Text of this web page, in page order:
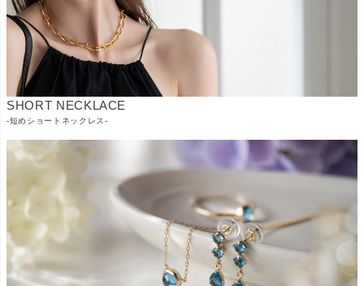
SHORT NECKLACE
-短めショートネックレス-